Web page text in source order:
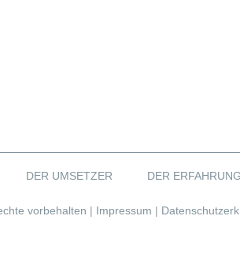
DER UMSETZER DER
vorbehalten | Impressum |